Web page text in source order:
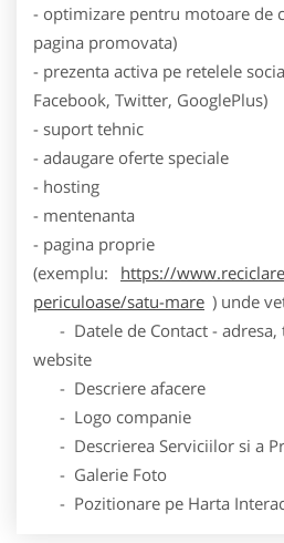
- optimizare pentru motoare de
pagina promovata)
- prezenta activa pe retelele
Facebook, Twitter, GooglePlus)
- suport tehnic
- adaugare oferte speciale
- hosting
- mentenanta
- pagina proprie
(exemplu:
https://
periculoase/satu-mare ) unde
- Datele de Contact - adresa,
website
- Descriere afacere
- Logo companie
- Descrierea Serviciilor si a
- Galerie Foto
- Pozitionare pe Harta